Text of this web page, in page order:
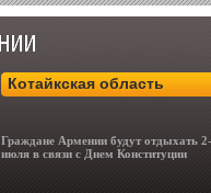
Котайкская область
Граждане Армении будут отдыхать
июля в связи с Днем Конституции